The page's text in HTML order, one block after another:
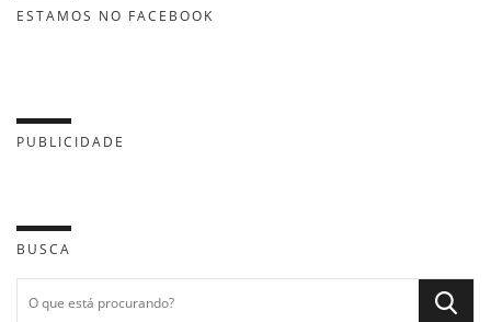
ESTAMOS NO FACEBOOK
PUBLICIDADE
BUSCA